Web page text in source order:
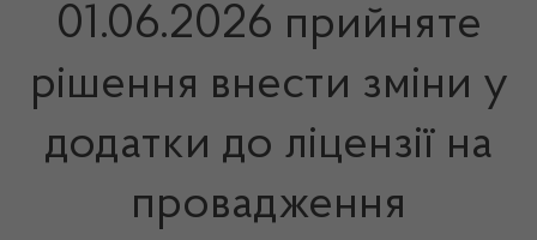
01.06.2026 прийняте
рішення внести зміни у
додатки до ліцензії на
провадження